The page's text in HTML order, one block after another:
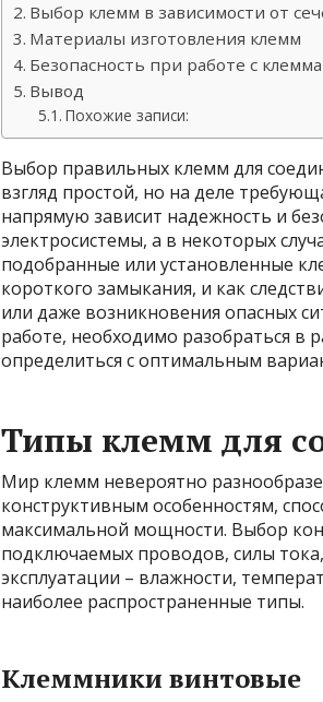
Выбор клемм в зависимости от
Материалы изготовления клемм
Безопасность при работе с
Вывод
Похожие записи:
Выбор правильных клемм для
взгляд простой, но на деле
напрямую зависит надежность и
электросистемы, а в некоторых
подобранные или установленные
короткого замыкания, и как
или даже возникновения опасных
работе, необходимо разобраться
определиться с оптимальным
Типы клемм для
Мир клемм невероятно
конструктивным особенностям,
максимальной мощности. Выбор
подключаемых проводов, силы
эксплуатации – влажности,
наиболее распространенные типы.
Клеммники винтовые